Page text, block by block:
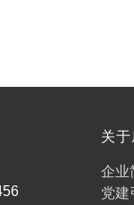
关
企业
党建